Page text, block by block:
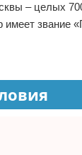
информации
– целых
звание